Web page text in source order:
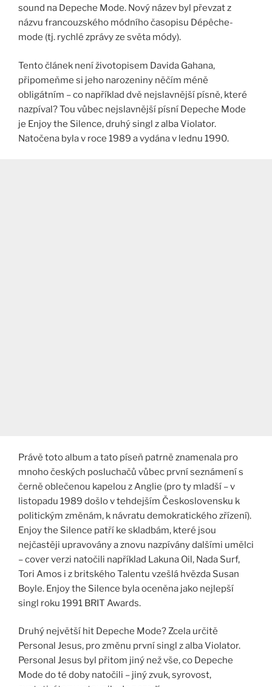
sound na Depeche Mode. Nový název byl převzat z
názvu francouzského módního časopisu Dépêche-
mode (tj. rychlé zprávy ze světa módy).
Tento článek není životopisem Davida Gahana,
připomeňme si jeho narozeniny něčím méně
obligátním – co například dvě nejslavnější písně, které
nazpíval? Tou vůbec nejslavnější písní Depeche Mode
je Enjoy the Silence, druhý singl z alba Violator.
Natočena byla v roce 1989 a vydána v lednu 1990.
Právě toto album a tato píseň patrně znamenala pro
mnoho českých posluchačů vůbec první seznámení s
černě oblečenou kapelou z Anglie (pro ty mladší – v
listopadu 1989 došlo v tehdejším Československu k
politickým změnám, k návratu demokratického zřízení).
Enjoy the Silence patří ke skladbám, které jsou
nejčastěji upravovány a znovu nazpívány dalšími umělci
– cover verzi natočili například Lakuna Oil, Nada Surf,
Tori Amos i z britského Talentu vzešlá hvězda Susan
Boyle. Enjoy the Silence byla oceněna jako nejlepší
singl roku 1991 BRIT Awards.
Druhý největší hit Depeche Mode? Zcela určitě
Personal Jesus, pro změnu první singl z alba Violator.
Personal Jesus byl přitom jiný než vše, co Depeche
Mode do té doby natočili – jiný zvuk, syrovost,